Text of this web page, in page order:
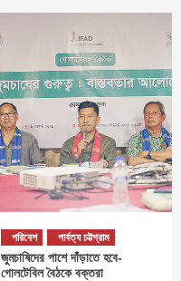
পরিবেশ পার্বত্য চট্টগ্রাম
জুমচাষিদের পাশে দাঁড়াতে হবে-
গোলটেবিল বৈঠকে বক্তরা